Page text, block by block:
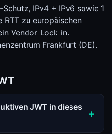
IPv4 + IPv6 sowie 1
RTT zu europäischen
Vendor-Lock-in.
Frankfurt (DE).
JWT in dieses